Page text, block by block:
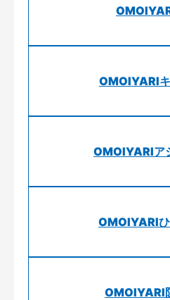
OMOIYARI
OMOIYARIア
OMOIYARI
OMOIYARI